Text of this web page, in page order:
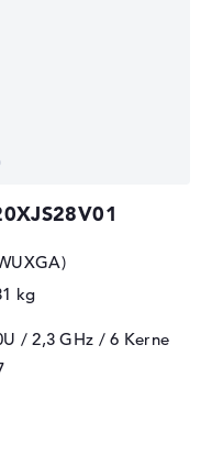
kg
/ 2,3 GHz / 6 Kerne